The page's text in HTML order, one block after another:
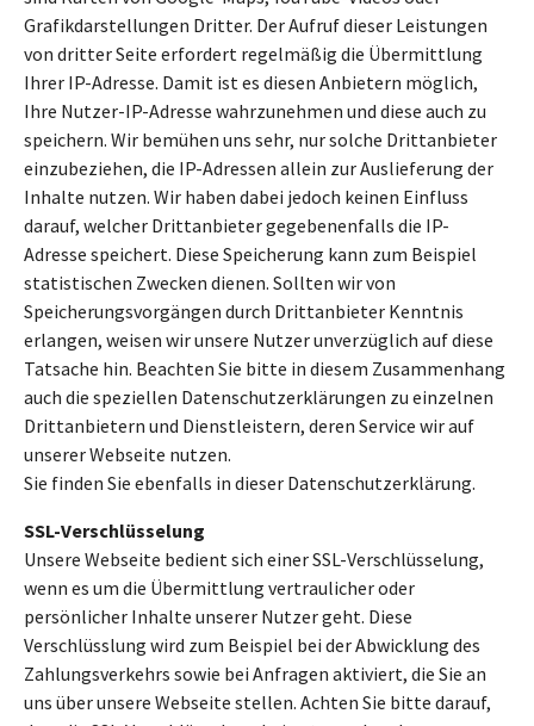
Grafikdarstellungen Dritter. Der Aufruf dieser Leistungen
von dritter Seite erfordert regelmäßig die Übermittlung
Ihrer IP-Adresse. Damit ist es diesen Anbietern möglich,
Ihre Nutzer-IP-Adresse wahrzunehmen und diese auch zu
speichern. Wir bemühen uns sehr, nur solche Drittanbieter
einzubeziehen, die IP-Adressen allein zur Auslieferung der
Inhalte nutzen. Wir haben dabei jedoch keinen Einfluss
darauf, welcher Drittanbieter gegebenenfalls die IP-
Adresse speichert. Diese Speicherung kann zum Beispiel
statistischen Zwecken dienen. Sollten wir von
Speicherungsvorgängen durch Drittanbieter Kenntnis
erlangen, weisen wir unsere Nutzer unverzüglich auf diese
Tatsache hin. Beachten Sie bitte in diesem Zusammenhang
auch die speziellen Datenschutzerklärungen zu einzelnen
Drittanbietern und Dienstleistern, deren Service wir auf
unserer Webseite nutzen.
Sie finden Sie ebenfalls in dieser Datenschutzerklärung.
SSL-Verschlüsselung
Unsere Webseite bedient sich einer SSL-Verschlüsselung,
wenn es um die Übermittlung vertraulicher oder
persönlicher Inhalte unserer Nutzer geht. Diese
Verschlüsslung wird zum Beispiel bei der Abwicklung des
Zahlungsverkehrs sowie bei Anfragen aktiviert, die Sie an
uns über unsere Webseite stellen. Achten Sie bitte darauf,